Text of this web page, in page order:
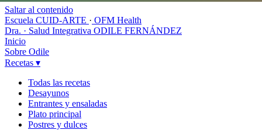
Saltar al contenido
Escuela CUID-ARTE · OFM Health
Dra. · Salud Integrativa ODILE FERNÁNDEZ
Inicio
Sobre Odile
Recetas ▾
Todas las recetas
Desayunos
Entrantes y ensaladas
Plato principal
Postres y dulces